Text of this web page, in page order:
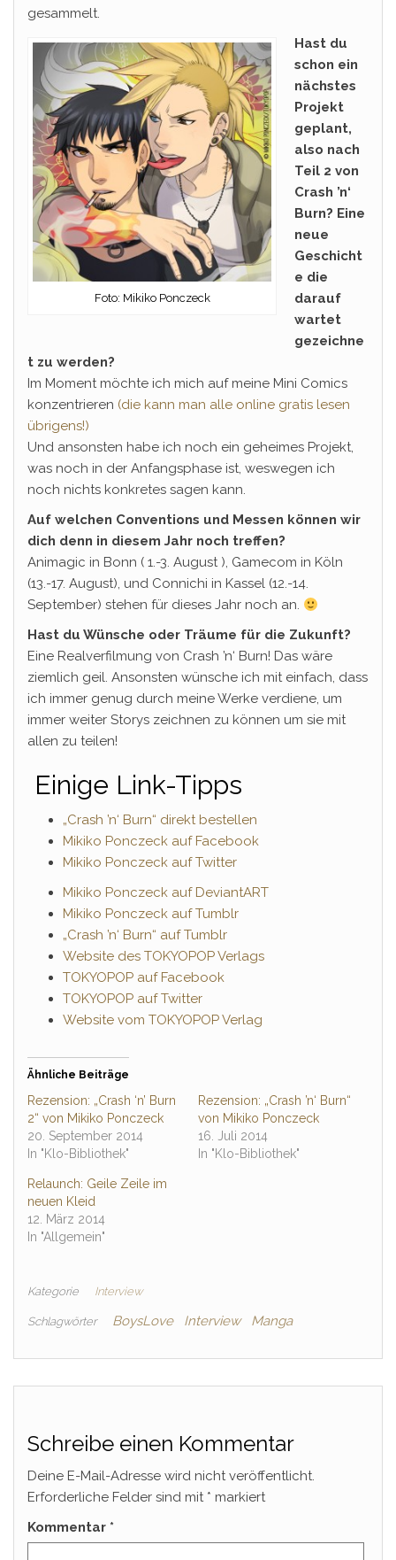
gesammelt.
Foto: Mikiko Ponczeck
Hast du
schon ein
nächstes
Projekt
geplant,
also nach
Teil 2 von
Crash ’n‘
Burn? Eine
neue
Geschicht
e die
darauf
wartet
gezeichne
t zu werden?
Im Moment möchte ich mich auf meine Mini Comics
konzentrieren (die kann man alle online gratis lesen
übrigens!)
Und ansonsten habe ich noch ein geheimes Projekt,
was noch in der Anfangsphase ist, weswegen ich
noch nichts konkretes sagen kann.
Auf welchen Conventions und Messen können wir
dich denn in diesem Jahr noch treffen?
Animagic in Bonn ( 1.-3. August ), Gamecom in Köln
(13.-17. August), und Connichi in Kassel (12.-14.
September) stehen für dieses Jahr noch an.
Hast du Wünsche oder Träume für die Zukunft?
Eine Realverfilmung von Crash ’n‘ Burn! Das wäre
ziemlich geil. Ansonsten wünsche ich mit einfach, dass
ich immer genug durch meine Werke verdiene, um
immer weiter Storys zeichnen zu können um sie mit
allen zu teilen!
Einige Link-Tipps
„Crash ’n‘ Burn“ direkt bestellen
Mikiko Ponczeck auf Facebook
Mikiko Ponczeck auf Twitter
Mikiko Ponczeck auf DeviantART
Mikiko Ponczeck auf Tumblr
„Crash ’n‘ Burn“ auf Tumblr
Website des TOKYOPOP Verlags
TOKYOPOP auf Facebook
TOKYOPOP auf Twitter
Website vom TOKYOPOP Verlag
Ähnliche Beiträge
Rezension: „Crash ‘n’ Burn
2“ von Mikiko Ponczeck
20. September 2014
In "Klo-Bibliothek"
Rezension: „Crash ’n‘ Burn“
von Mikiko Ponczeck
16. Juli 2014
In "Klo-Bibliothek"
Relaunch: Geile Zeile im
neuen Kleid
12. März 2014
In "Allgemein"
Kategorie Interview
Schlagwörter BoysLove Interview Manga
Schreibe einen Kommentar
Deine E-Mail-Adresse wird nicht veröffentlicht.
Erforderliche Felder sind mit * markiert
Kommentar *